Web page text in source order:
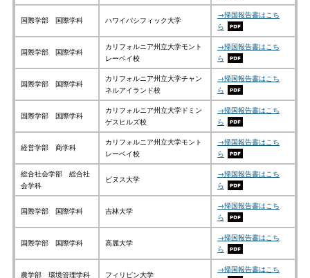
国際学部 国際学科 ハワイパシフィック大学
→帰国報告書はこち
ら
国際学部 国際学科
カリフォルニア州立大学モント
レーベイ校
→帰国報告書はこち
ら
国際学部 国際学科
カリフォルニア州立大学チャン
ネルアイランド校
→帰国報告書はこち
ら
国際学部 国際学科
カリフォルニア州立大学ドミン
ゲスヒルズ校
→帰国報告書はこち
ら
経営学部 商学科
カリフォルニア州立大学モント
レーベイ校
→帰国報告書はこち
ら
総合社会学部 総合社
会学科
ビヌス大学
→帰国報告書はこち
ら
国際学部 国際学科 吉林大学
→帰国報告書はこち
ら
国際学部 国際学科 高麗大学
→帰国報告書はこち
ら
農学部 環境管理学科 フィリピン大学
→帰国報告書はこち